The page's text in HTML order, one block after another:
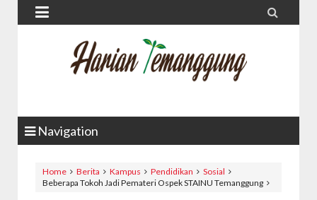
 
Navigation
Home Berita Kampus Pendidikan
Sosial
Beberapa Tokoh Jadi Pemateri Ospek STAINU Temanggung